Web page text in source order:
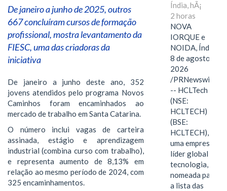
De janeiro a junho de 2025, outros
667 concluíram cursos de formação
profissional, mostra levantamento da
FIESC, uma das criadoras da
iniciativa
De janeiro a junho deste ano, 352
jovens atendidos pelo programa Novos
Caminhos foram encaminhados ao
mercado de trabalho em Santa Catarina.
O número inclui vagas de carteira
assinada, estágio e aprendizagem
industrial (combina curso com trabalho),
e representa aumento de 8,13% em
relação ao mesmo período de 2024, com
325 encaminhamentos.
Índia, hÃ¡
2 horas
NOVA
IORQUE e
NOIDA, Índia,
8 de agosto de
2026
/PRNewswire/
-- HCLTech
(NSE:
HCLTECH)
(BSE:
HCLTECH),
uma empresa
líder global em
tecnologia, foi
nomeada para
a lista das